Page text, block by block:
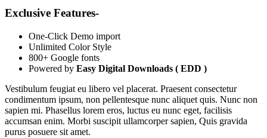
Exclusive Features-
One-Click Demo import
Unlimited Color Style
800+ Google fonts
Powered by Easy Digital Downloads ( EDD )
Vestibulum feugiat eu libero vel placerat. Praesent consectetur
condimentum ipsum, non pellentesque nunc aliquet quis. Nunc non
sapien mi. Phasellus lorem eros, luctus eu nunc eget, facilisis
accumsan enim. Morbi suscipit ullamcorper sapien, Quis gravida
purus posuere sit amet.